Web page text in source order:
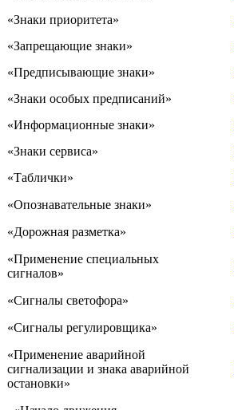
«Знаки приоритета»
«Запрещающие знаки»
«Предписывающие знаки»
«Знаки особых предписаний»
«Информационные знаки»
«Знаки сервиса»
«Таблички»
«Опознавательные знаки»
«Дорожная разметка»
«Применение специальных
сигналов»
«Сигналы светофора»
«Сигналы регулировщика»
«Применение аварийной
сигнализации и знака аварийной
остановки»